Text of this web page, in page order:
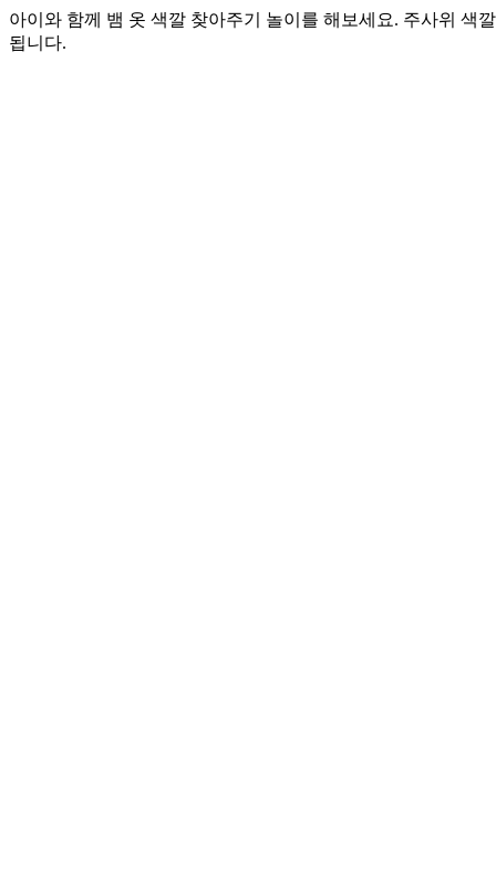
아이와 함께 뱀 옷 색깔 찾아주기 놀이를 해보세요. 주사위 색
됩니다.